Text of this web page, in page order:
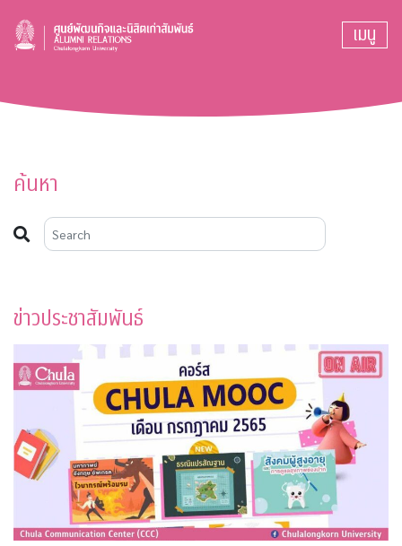
เมนู
ค้นหา
ข่าวประชาสัมพันธ์